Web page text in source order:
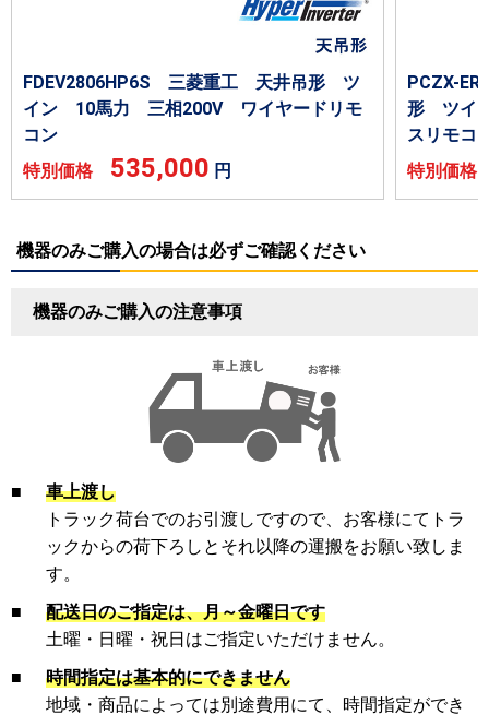
FDEV2806HP6S 三菱重工 天井吊形 ツ
イン 10馬力 三相200V ワイヤードリモ
コン
特別価格 535,000 円
PCZX-
形 ツイ
スリモコ
特別価
機器のみご購入の場合は必ずご確認ください
機器のみご購入の注意事項
■
車上渡し
トラック荷台でのお引渡しですので、お客様にてトラ
ックからの荷下ろしとそれ以降の運搬をお願い致しま
す。
■
配送日のご指定は、月～金曜日です
土曜・日曜・祝日はご指定いただけません。
■
時間指定は基本的にできません
地域・商品によっては別途費用にて、時間指定ができ